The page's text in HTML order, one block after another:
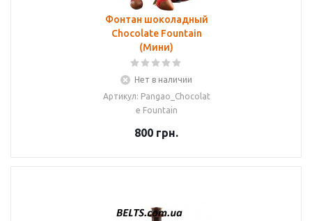
Фонтан шоколадный
Chocolate Fountain
(Мини)
Нет в наличии
Артикул: Pangao_Chocolat
e Fountain
800 грн.